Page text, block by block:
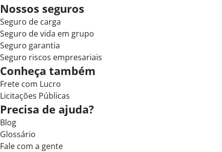
Nossos seguros
Seguro de carga
Seguro de vida em grupo
Seguro garantia
Seguro riscos empresariais
Conheça também
Frete com Lucro
Licitações Públicas
Precisa de ajuda?
Blog
Glossário
Fale com a gente